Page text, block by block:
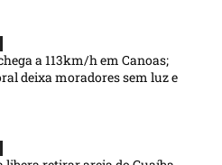
a 113km/h em Canoas;
deixa moradores sem luz e